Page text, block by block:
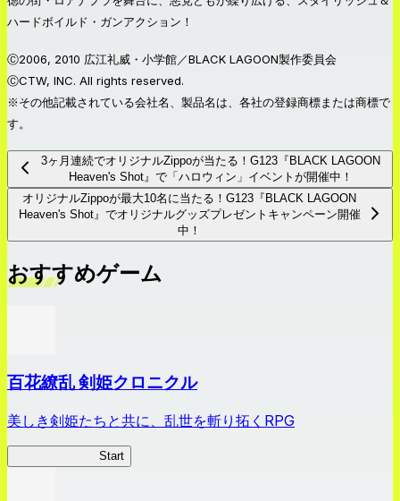
ハードボイルド・ガンアクション！
Ⓒ2006, 2010 広江礼威・小学館／BLACK LAGOON製作委員会
ⒸCTW, INC. All rights reserved.
※その他記載されている会社名、製品名は、各社の登録商標または商標で
す。
3ヶ月連続でオリジナルZippoが当たる！G123『BLACK LAGOON
Heaven's Shot』で「ハロウィン」イベントが開催中！
オリジナルZippoが最大10名に当たる！G123『BLACK LAGOON
Heaven's Shot』でオリジナルグッズプレゼントキャンペーン開催
中！
おすすめゲーム
百花繚乱 剣姫クロニクル
美しき剣姫たちと共に、乱世を斬り拓くRPG
Start